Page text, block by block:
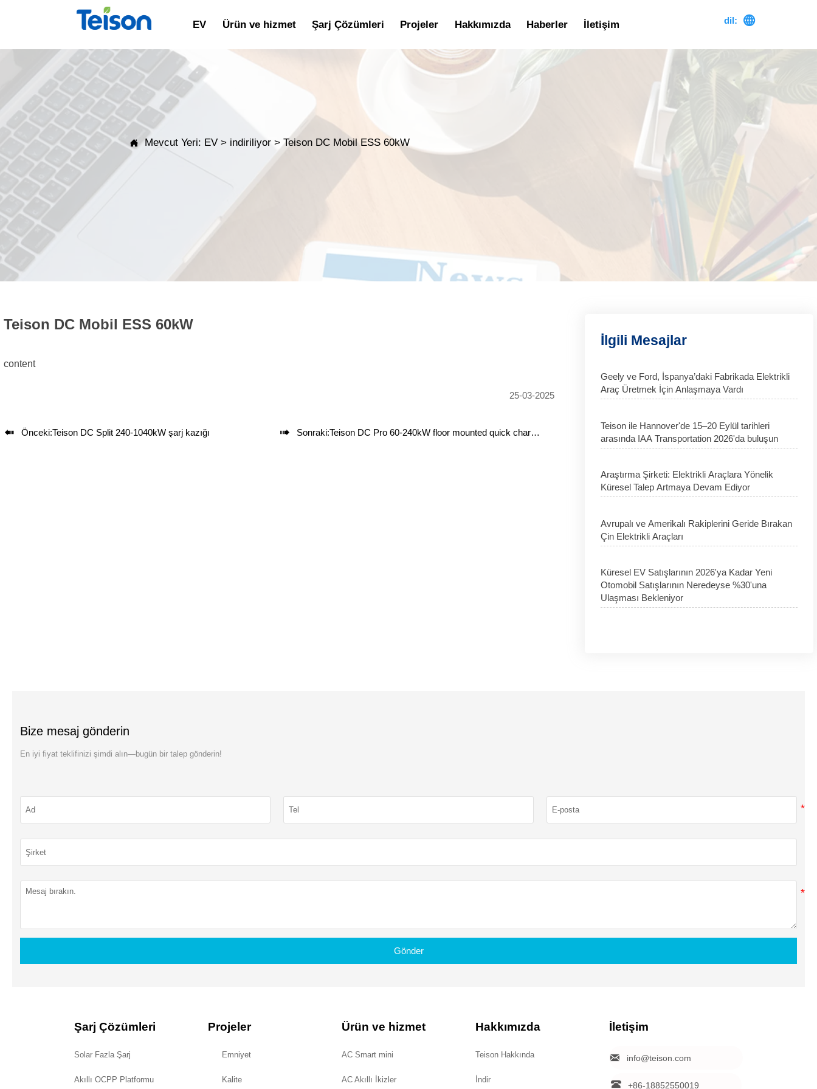
EV Ürün ve hizmet Şarj Çözümleri Projeler Hakkımızda Haberler İletişim dil: 
 Mevcut Yeri: EV > indiriliyor >Teison DC Mobil ESS 60kW
Teison DC Mobil ESS 60kW
content
25-03-2025
 Önceki:Teison DC Split 240-1040kW şarj kazığı  Sonraki:Teison DC Pro 60-240kW floor mounted quick charging station
İlgili Mesajlar
Geely ve Ford, İspanya’daki Fabrikada Elektrikli
Araç Üretmek İçin Anlaşmaya Vardı
Teison ile Hannover'de 15–20 Eylül tarihleri
arasında IAA Transportation 2026'da buluşun
Araştırma Şirketi: Elektrikli Araçlara Yönelik
Küresel Talep Artmaya Devam Ediyor
Avrupalı ve Amerikalı Rakiplerini Geride Bırakan
Çin Elektrikli Araçları
Küresel EV Satışlarının 2026'ya Kadar Yeni
Otomobil Satışlarının Neredeyse %30'una
Ulaşması Bekleniyor
Bize mesaj gönderin
En iyi fiyat teklifinizi şimdi alın—bugün bir talep gönderin!
Gönder
Şarj Çözümleri
Solar Fazla Şarj
Akıllı OCPP Platformu
Projeler
Emniyet
Kalite
Ürün ve hizmet
AC Smart mini
AC Akıllı İkizler
Hakkımızda
Teison Hakkında
İndir
İletişim
 info@teison.com
 +86-18852550019